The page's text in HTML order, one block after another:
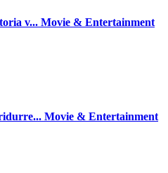
v... Movie & Entertainment
Movie & Entertainment